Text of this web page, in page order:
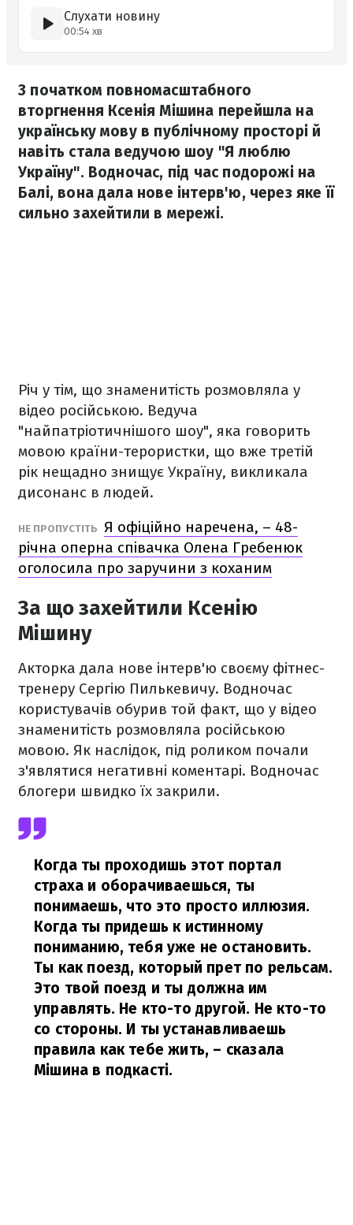
Слухати новину
00:54 хв
З початком повномасштабного
вторгнення Ксенія Мішина перейшла на
українську мову в публічному просторі й
навіть стала ведучою шоу "Я люблю
Україну". Водночас, під час подорожі на
Балі, вона дала нове інтерв'ю, через яке її
сильно захейтили в мережі.
Річ у тім, що знаменитість розмовляла у
відео російською. Ведуча
"найпатріотичнішого шоу", яка говорить
мовою країни-терористки, що вже третій
рік нещадно знищує Україну, викликала
дисонанс в людей.
НЕ ПРОПУСТІТЬ Я офіційно наречена, – 48-
річна оперна співачка Олена Гребенюк
оголосила про заручини з коханим
За що захейтили Ксенію
Мішину
Акторка дала нове інтерв'ю своєму фітнес-
тренеру Сергію Пилькевичу. Водночас
користувачів обурив той факт, що у відео
знаменитість розмовляла російською
мовою. Як наслідок, під роликом почали
з'являтися негативні коментарі. Водночас
блогери швидко їх закрили.
Когда ты проходишь этот портал
страха и оборачиваешься, ты
понимаешь, что это просто иллюзия.
Когда ты придешь к истинному
пониманию, тебя уже не остановить.
Ты как поезд, который прет по рельсам.
Это твой поезд и ты должна им
управлять. Не кто-то другой. Не кто-то
со стороны. И ты устанавливаешь
правила как тебе жить, – сказала
Мішина в подкасті.